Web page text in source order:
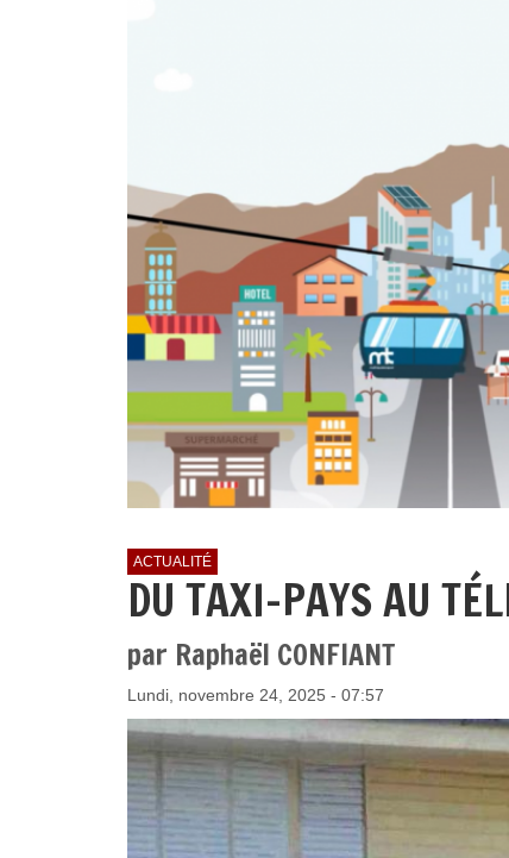
ACTUALITÉ
DU TAXI-PAYS AU
par Raphaël CONFIANT
Lundi, novembre 24, 2025 - 07:57